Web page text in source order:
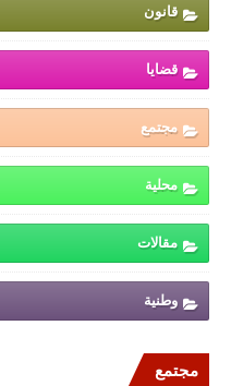
قانون
قضايا
مجتمع
محلية
مقالات
وطنية
مجتمع